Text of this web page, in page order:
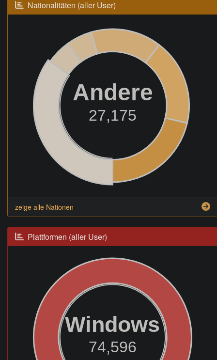
Nationalitäten (aller User)
Andere
27,175
zeige alle Nationen
Plattformen (aller User)
Windows
74,596